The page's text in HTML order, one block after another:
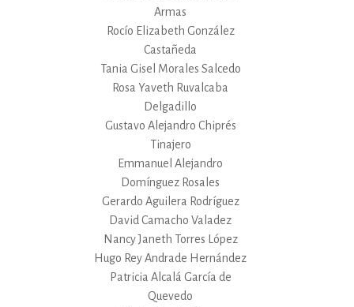
Armas
Rocío Elizabeth González
Castañeda
Tania Gisel Morales Salcedo
Rosa Yaveth Ruvalcaba
Delgadillo
Gustavo Alejandro Chiprés
Tinajero
Emmanuel Alejandro
Domínguez Rosales
Gerardo Aguilera Rodríguez
David Camacho Valadez
Nancy Janeth Torres López
Hugo Rey Andrade Hernández
Patricia Alcalá García de
Quevedo